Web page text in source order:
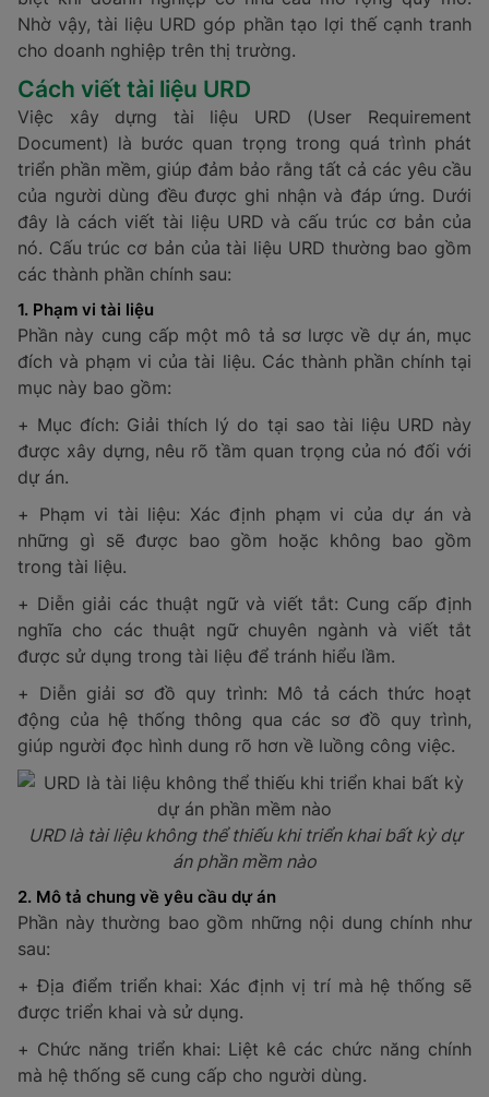
Nhờ vậy, tài liệu URD góp phần tạo lợi thế cạnh tranh
cho doanh nghiệp trên thị trường.
Cách viết tài liệu URD
Việc xây dựng tài liệu URD (User Requirement
Document) là bước quan trọng trong quá trình phát
triển phần mềm, giúp đảm bảo rằng tất cả các yêu cầu
của người dùng đều được ghi nhận và đáp ứng. Dưới
đây là cách viết tài liệu URD và cấu trúc cơ bản của
nó. Cấu trúc cơ bản của tài liệu URD thường bao gồm
các thành phần chính sau:
1. Phạm vi tài liệu
Phần này cung cấp một mô tả sơ lược về dự án, mục
đích và phạm vi của tài liệu. Các thành phần chính tại
mục này bao gồm:
+ Mục đích: Giải thích lý do tại sao tài liệu URD này
được xây dựng, nêu rõ tầm quan trọng của nó đối với
dự án.
+ Phạm vi tài liệu: Xác định phạm vi của dự án và
những gì sẽ được bao gồm hoặc không bao gồm
trong tài liệu.
+ Diễn giải các thuật ngữ và viết tắt: Cung cấp định
nghĩa cho các thuật ngữ chuyên ngành và viết tắt
được sử dụng trong tài liệu để tránh hiểu lầm.
+ Diễn giải sơ đồ quy trình: Mô tả cách thức hoạt
động của hệ thống thông qua các sơ đồ quy trình,
giúp người đọc hình dung rõ hơn về luồng công việc.
URD là tài liệu không thể thiếu khi triển khai bất kỳ dự
án phần mềm nào
2. Mô tả chung về yêu cầu dự án
Phần này thường bao gồm những nội dung chính như
sau:
+ Địa điểm triển khai: Xác định vị trí mà hệ thống sẽ
được triển khai và sử dụng.
+ Chức năng triển khai: Liệt kê các chức năng chính
mà hệ thống sẽ cung cấp cho người dùng.